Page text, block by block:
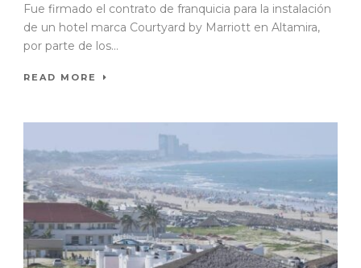
Fue firmado el contrato de franquicia para la instalación
de un hotel marca Courtyard by Marriott en Altamira,
por parte de los...
READ MORE